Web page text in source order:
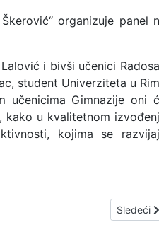
organizuje panel
i bivši učenici
student Univerziteta u
učenicima Gimnazije oni
kako u kvalitetnom
kojima se
Sledeći
Sledeći